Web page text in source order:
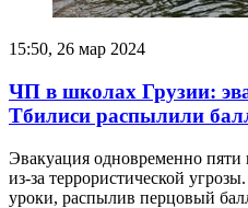
15:50, 26 мар 2024
ЧП в школах Грузии:
Тбилиси распылили
Эвакуация одновременно
из-за террористической
уроки, распылив перцовый